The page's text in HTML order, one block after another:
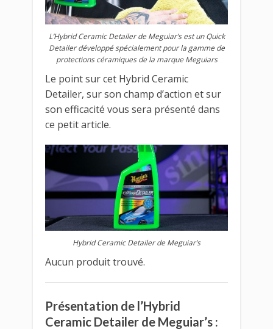
L’Hybrid Ceramic Detailer de Meguiar’s est un Quick
Detailer développé spécialement pour la gamme de
protections céramiques de la marque Meguiars
Le point sur cet Hybrid Ceramic
Detailer, sur son champ d’action et sur
son efficacité vous sera présenté dans
ce petit article.
Hybrid Ceramic Detailer de Meguiar’s
Aucun produit trouvé.
Présentation de l’Hybrid
Ceramic Detailer de Meguiar’s :